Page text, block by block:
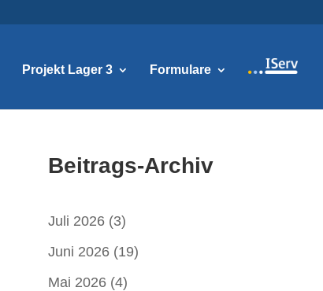
Projekt Lager 3 Formulare
Beitrags-Archiv
Juli 2026(3)
Juni 2026(19)
Mai 2026(4)